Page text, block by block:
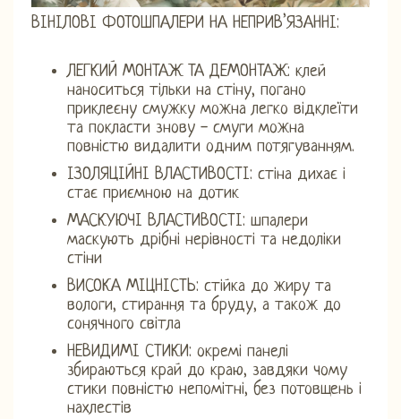
ВІНІЛОВІ ФОТОШПАЛЕРИ НА НЕПРИВ’ЯЗАННІ:
ЛЕГКИЙ МОНТАЖ ТА ДЕМОНТАЖ: клей
наноситься тільки на стіну, погано
приклеєну смужку можна легко відклеїти
та покласти знову - смуги можна
повністю видалити одним потягуванням.
ІЗОЛЯЦІЙНІ ВЛАСТИВОСТІ: стіна дихає і
стає приємною на дотик
МАСКУЮЧІ ВЛАСТИВОСТІ: шпалери
маскують дрібні нерівності та недоліки
стіни
ВИСОКА МІЦНІСТЬ: стійка до жиру та
вологи, стирання та бруду, а також до
сонячного світла
НЕВИДИМІ СТИКИ: окремі панелі
збираються край до краю, завдяки чому
стики повністю непомітні, без потовщень і
нахлестів